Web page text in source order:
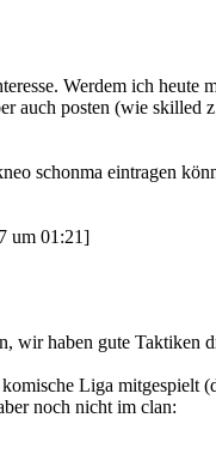
Werdem ich heute
auch posten (wie skilled
schonma eintragen
um 01:21]
wir haben gute Taktiken
Liga mitgespielt
noch nicht im clan: